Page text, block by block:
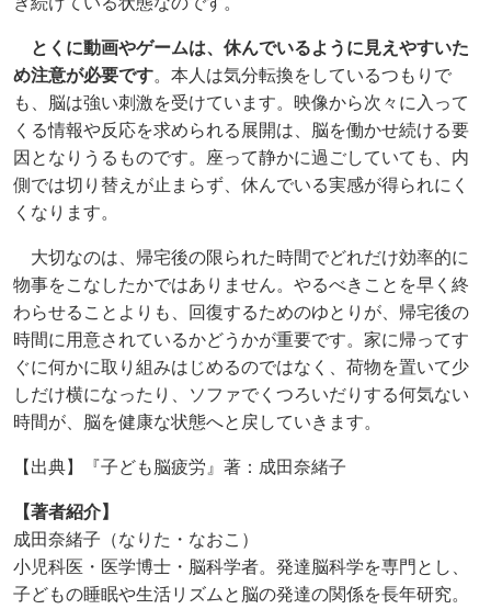
とくに動画やゲームは、休んでいるように見えやすいた
め注意が必要です。本人は気分転換をしているつもりで
も、脳は強い刺激を受けています。映像から次々に入って
くる情報や反応を求められる展開は、脳を働かせ続ける要
因となりうるものです。座って静かに過ごしていても、内
側では切り替えが止まらず、休んでいる実感が得られにく
くなります。
大切なのは、帰宅後の限られた時間でどれだけ効率的に
物事をこなしたかではありません。やるべきことを早く終
わらせることよりも、回復するためのゆとりが、帰宅後の
時間に用意されているかどうかが重要です。家に帰ってす
ぐに何かに取り組みはじめるのではなく、荷物を置いて少
しだけ横になったり、ソファでくつろいだりする何気ない
時間が、脳を健康な状態へと戻していきます。
【出典】『子ども脳疲労』著：成田奈緒子
【著者紹介】
成田奈緒子（なりた・なおこ）
小児科医・医学博士・脳科学者。発達脳科学を専門とし、
子どもの睡眠や生活リズムと脳の発達の関係を長年研究。